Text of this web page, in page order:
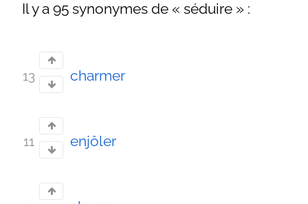
Il y a 95 synonymes de « séduire » :
13 charmer
11 enjôler